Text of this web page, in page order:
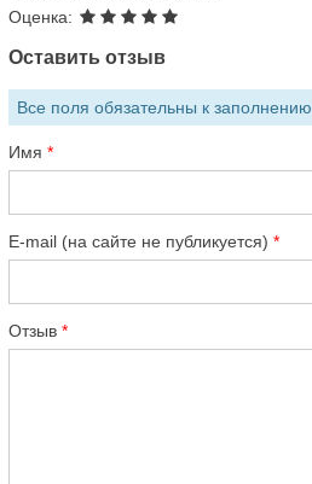
Оценка:
Оставить отзыв
Все поля обязательны к заполнению
Имя
E-mail (на сайте не публикуется)
Отзыв